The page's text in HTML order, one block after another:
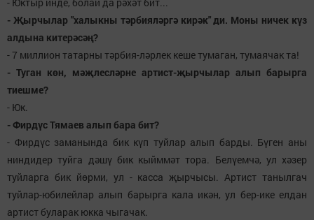
- Җырчылар "халыкны тәрбияләргә кирәк" ди. Моны ничек күз
алдына китерәсәң?
- 7 миллион татарны тәрбия-ләрлек кеше тумаган, тумаячак та!
- Туган көн, мәҗлесләрне артист-җырчылар алып барырга
тиешме?
- Юк.
- Фирдүс Тямаев алып бара бит?
- Фирдүс заманында бик күп туйлар алып барды. Бүген аны
ниндидер туйга дәшү бик кыйммәт тора. Белүемчә, ул хәзер
туйларга бик йөрми, ул - касса җырчысы. Артист танылгач
туйлар-юбилейлар алып барырга кала икән, ул бер-ике елдан
артист буларак юкка чыгачак.